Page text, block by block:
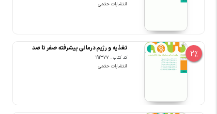
انتشارات حتمی
2%
تغذیه و رژیم درمانی پیشرفته صفر تا صد
کد کتاب : 191377
انتشارات حتمی